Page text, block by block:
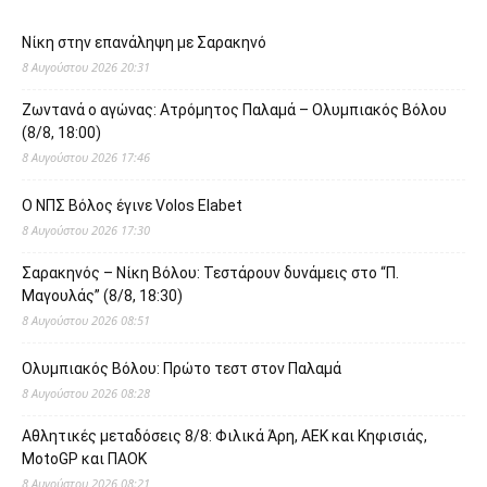
Νίκη στην επανάληψη με Σαρακηνό
8 Αυγούστου 2026 20:31
Ζωντανά ο αγώνας: Ατρόμητος Παλαμά – Ολυμπιακός Βόλου
(8/8, 18:00)
8 Αυγούστου 2026 17:46
O ΝΠΣ Βόλος έγινε Volos Elabet
8 Αυγούστου 2026 17:30
Σαρακηνός – Νίκη Βόλου: Τεστάρουν δυνάμεις στο “Π.
Μαγουλάς” (8/8, 18:30)
8 Αυγούστου 2026 08:51
Ολυμπιακός Βόλου: Πρώτο τεστ στον Παλαμά
8 Αυγούστου 2026 08:28
Αθλητικές μεταδόσεις 8/8: Φιλικά Άρη, ΑΕΚ και Κηφισιάς,
MotoGP και ΠΑΟΚ
8 Αυγούστου 2026 08:21